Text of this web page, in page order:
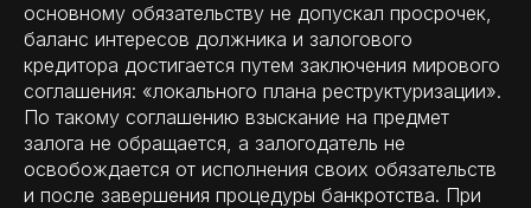
основному обязательству не допускал просрочек,
баланс интересов должника и залогового
кредитора достигается путем заключения мирового
соглашения: «локального плана реструктуризации».
По такому соглашению взыскание на предмет
залога не обращается, а залогодатель не
освобождается от исполнения своих обязательств
и после завершения процедуры банкротства. При